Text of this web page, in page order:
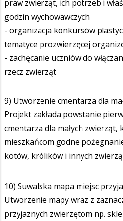
praw zwierząt, ich potrzeb i
godzin wychowawczych
- organizacja konkursów
tematyce prozwierzęcej
- zachęcanie uczniów do
rzecz zwierząt
9) Utworzenie cmentarza dla
Projekt zakłada powstanie
cmentarza dla małych zwierząt,
mieszkańcom godne
kotów, królików i innych
10) Suwalska mapa miejsc
Utworzenie mapy wraz z
przyjaznych zwierzętom np.